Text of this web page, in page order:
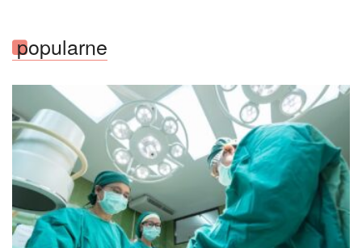
popularne